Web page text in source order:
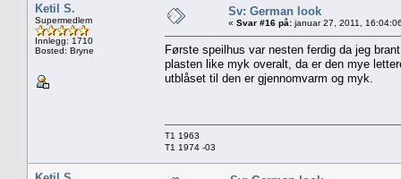
Ketil S.
Supermedlem
Innlegg: 1710
Bosted: Bryne
Sv: German look
« Svar #16 på: januar 27, 2011,
Første speilhus var nesten ferdig da jeg
plasten like myk overalt, da er den mye
utblåset til den er gjennomvarm og myk.
T1 1963
T1 1974 -03